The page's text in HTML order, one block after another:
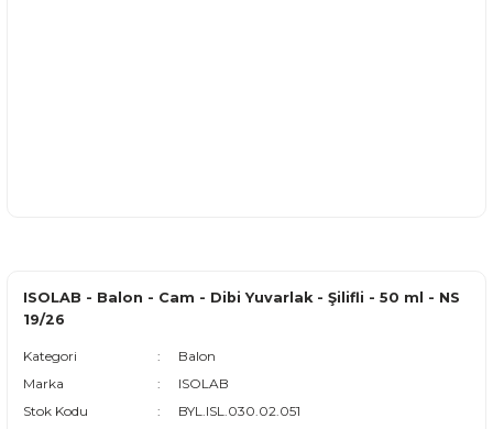
ISOLAB - Balon - Cam - Dibi Yuvarlak - Şilifli - 50 ml - NS
19/26
Kategori
Balon
Marka
ISOLAB
Stok Kodu
BYL.ISL.030.02.051